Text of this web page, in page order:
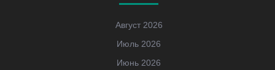
Август 2026
Июль 2026
Июнь 2026